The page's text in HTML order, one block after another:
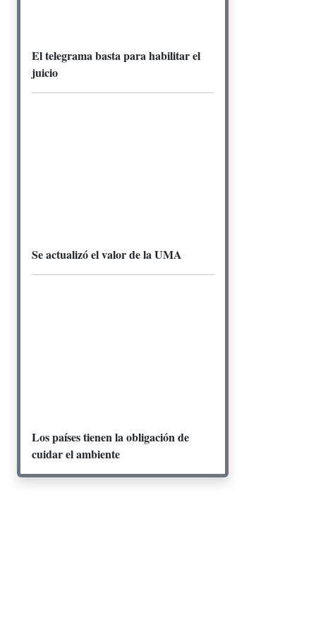
El telegrama basta para habilitar el
juicio
Se actualizó el valor de la UMA
Los países tienen la obligación de
cuidar el ambiente